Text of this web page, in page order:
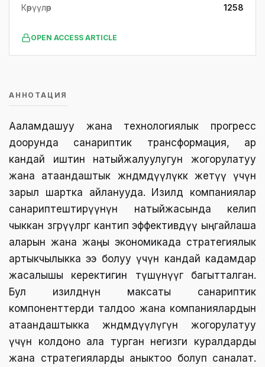
Көрүүлөр
1258
OPEN ACCESS ARTICLE
АННОТАЦИЯ
Ааламдашуу жана технологиялык прогресс
доорунда санариптик трансформация, ар
кандай иштин натыйжалуулугун жогорулатуу
жана атаандаштык жөндөмдүүлүккө жетүү үчүн
зарыл шартка айланууда. Изилдөө компаниялар
санариптештирүүнүн натыйжасында келип
чыккан өзгөрүүлөргө кантип эффективдүү ыңгайлаша
аларын жана жаңы экономикада стратегиялык
артыкчылыкка ээ болуу үчүн кандай кадамдар
жасалышы керектигин түшүнүүгө багытталган.
Бул изилдөөнүн максаты санариптик
компоненттерди талдоо жана компаниялардын
атаандаштыкка жөндөмдүүлүгүн жогорулатуу
үчүн колдоно ала турган негизги куралдарды
жана стратегияларды аныктоо болуп саналат.